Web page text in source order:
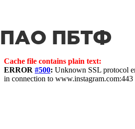
ПАО ПБТФ